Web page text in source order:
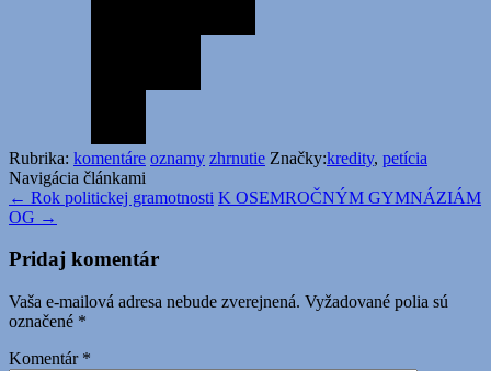
Rubrika: komentáre oznamy zhrnutie Značky:kredity, petícia
Navigácia článkami
← Rok politickej gramotnosti K OSEMROČNÝM GYMNÁZIÁM
OG →
Pridaj komentár
Vaša e-mailová adresa nebude zverejnená. Vyžadované polia sú
označené *
Komentár *